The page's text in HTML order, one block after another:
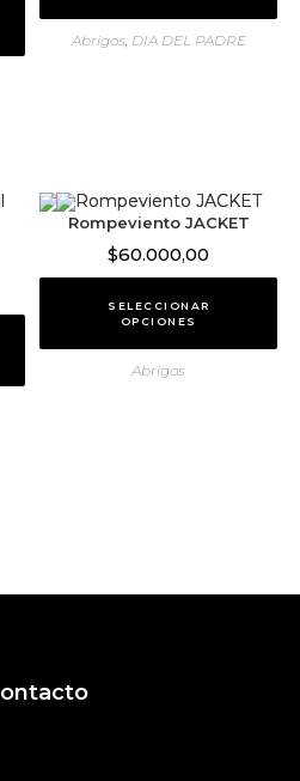
Abrigos, DIA DEL PADRE
Rompeviento JACKET
$60.000,00
SELECCIONAR
OPCIONES
Abrigos